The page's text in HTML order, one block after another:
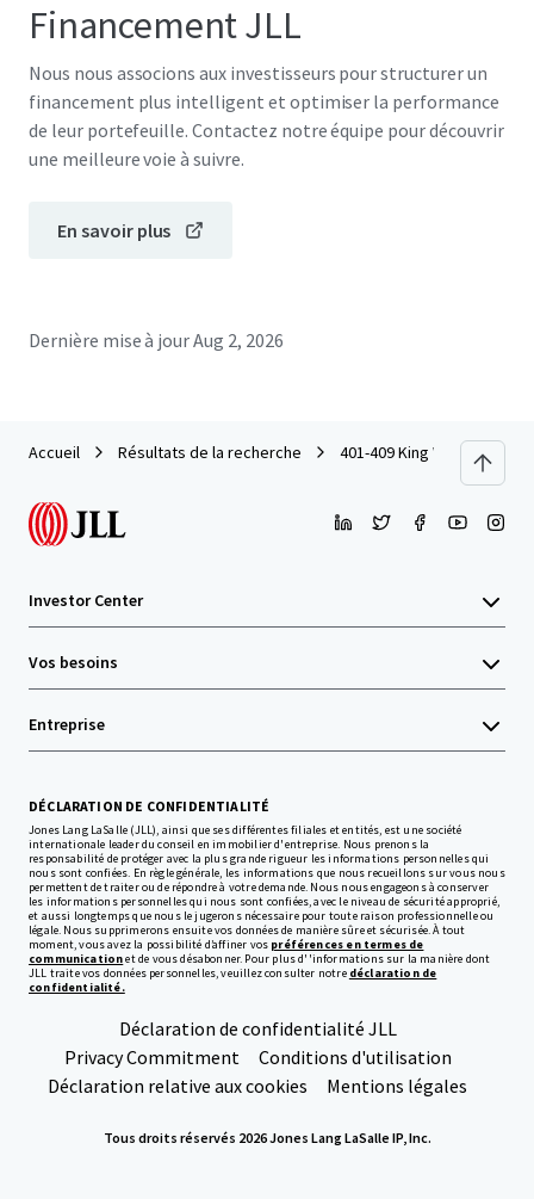
Financement JLL
Nous nous associons aux investisseurs pour structurer un
financement plus intelligent et optimiser la performance
de leur portefeuille. Contactez notre équipe pour découvrir
une meilleure voie à suivre.
En savoir plus
Dernière mise à jourAug 2, 2026
Accueil Résultats de la recherche 401-409 King William
Investor Center
Vos besoins
Entreprise
DÉCLARATION DE CONFIDENTIALITÉ
Jones Lang LaSalle (JLL), ainsi que ses différentes filiales et entités, est une société
internationale leader du conseil en immobilier d'entreprise. Nous prenons la
responsabilité de protéger avec la plus grande rigueur les informations personnelles qui
nous sont confiées. En règle générale, les informations que nous recueillons sur vous nous
permettent de traiter ou de répondre à votre demande. Nous nous engageons à conserver
les informations personnelles qui nous sont confiées, avec le niveau de sécurité approprié,
et aussi longtemps que nous le jugerons nécessaire pour toute raison professionnelle ou
légale. Nous supprimerons ensuite vos données de manière sûre et sécurisée. À tout
moment, vous avez la possibilité d’affiner vos préférences en termes de
communicationet de vous désabonner. Pour plus d''informations sur la manière dont
JLL traite vos données personnelles, veuillez consulter notre déclaration de
confidentialité.
Déclaration de confidentialité JLL
Privacy Commitment
Conditions d'utilisation
Déclaration relative aux cookies
Mentions légales
Tous droits réservés 2026 Jones Lang LaSalle IP, Inc.